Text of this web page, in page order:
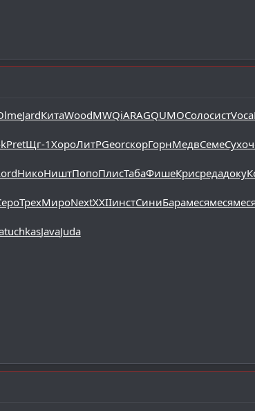
JardКитаWoodMWQiARAGQUMOСолосистVoca
PretЩг-1ХороЛитРGeorскорГорнМедвСемеСухо
НикоНиштПопоПлисТабаФишеКрисредадоку
ТрехМироNextXXIIинстСиниБарамесямесямеся
tuchkasJavaJuda